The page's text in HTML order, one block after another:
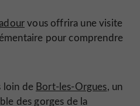
vous offrira une visite
pour comprendre
loin de Bort-les-Orgues, un
des gorges de la